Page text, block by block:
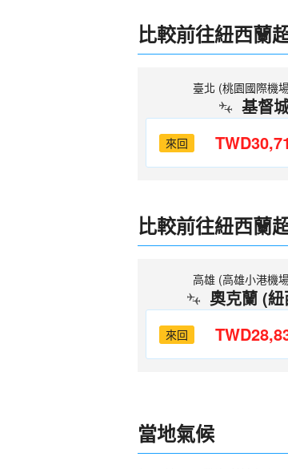
比較前往紐西蘭
臺北 (桃園國際機
基督
來回
比較前往紐西蘭
高雄 (高雄小港機
奧克蘭 (
來回
當地氣候